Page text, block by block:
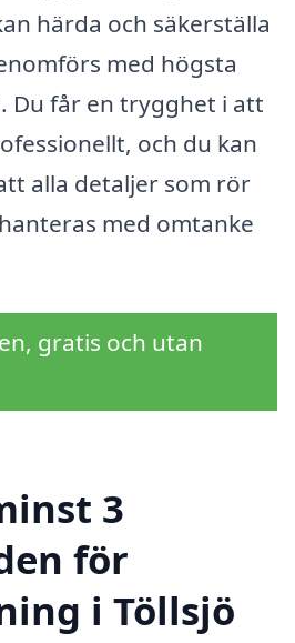
härda och säkerställa
med högsta
Du får en trygghet i att
och du kan
alla detaljer som rör
med omtanke
gratis och utan
3
för
i Töllsjö